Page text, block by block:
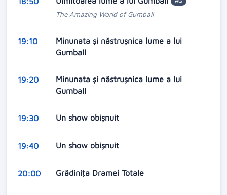
The Amazing World of Gumball
19:10
Minunata și năstrușnica lume a lui
Gumball
19:20
Minunata și năstrușnica lume a lui
Gumball
19:30 Un show obişnuit
19:40 Un show obişnuit
20:00 Grădiniţa Dramei Totale